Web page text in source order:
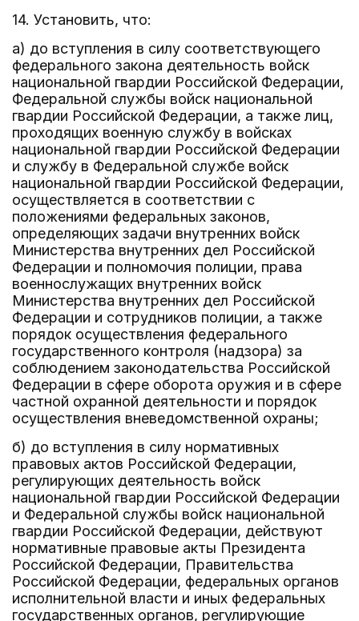
14. Установить, что:
а) до вступления в силу соответствующего
федерального закона деятельность войск
национальной гвардии Российской Федерации,
Федеральной службы войск национальной
гвардии Российской Федерации, а также лиц,
проходящих военную службу в войсках
национальной гвардии Российской Федерации
и службу в Федеральной службе войск
национальной гвардии Российской Федерации,
осуществляется в соответствии с
положениями федеральных законов,
определяющих задачи внутренних войск
Министерства внутренних дел Российской
Федерации и полномочия полиции, права
военнослужащих внутренних войск
Министерства внутренних дел Российской
Федерации и сотрудников полиции, а также
порядок осуществления федерального
государственного контроля (надзора) за
соблюдением законодательства Российской
Федерации в сфере оборота оружия и в сфере
частной охранной деятельности и порядок
осуществления вневедомственной охраны;
б) до вступления в силу нормативных
правовых актов Российской Федерации,
регулирующих деятельность войск
национальной гвардии Российской Федерации
и Федеральной службы войск национальной
гвардии Российской Федерации, действуют
нормативные правовые акты Президента
Российской Федерации, Правительства
Российской Федерации, федеральных органов
исполнительной власти и иных федеральных
государственных органов, регулирующие